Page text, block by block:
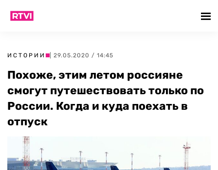
ИСТОРИИ | 29.05.2020 / 14:45
Похоже, этим летом россияне
смогут путешествовать только по
России. Когда и куда поехать в
отпуск